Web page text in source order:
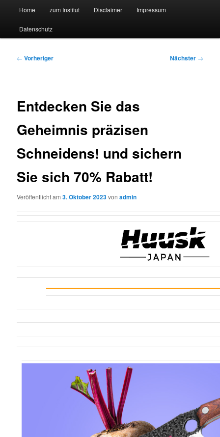
Suchmaschine Forschung und
Technologie
Zum
primären
Zum
sekundären
Home zum Institut Disclaimer Impressum
Datenschutz
Beitragsnavigation
← Vorheriger Nächster →
Entdecken Sie das
Geheimnis präzisen
Schneidens! und sichern
Sie sich 70% Rabatt!
Veröffentlicht am3. Oktober 2023vonadmin